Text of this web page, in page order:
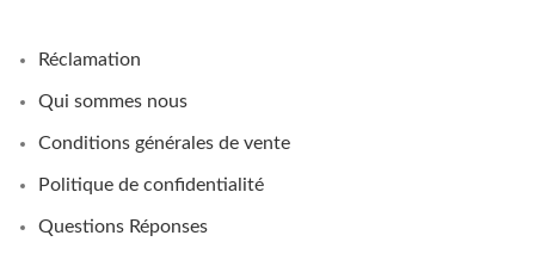
Réclamation
Qui sommes nous
Conditions générales de vente
Politique de confidentialité
Questions Réponses